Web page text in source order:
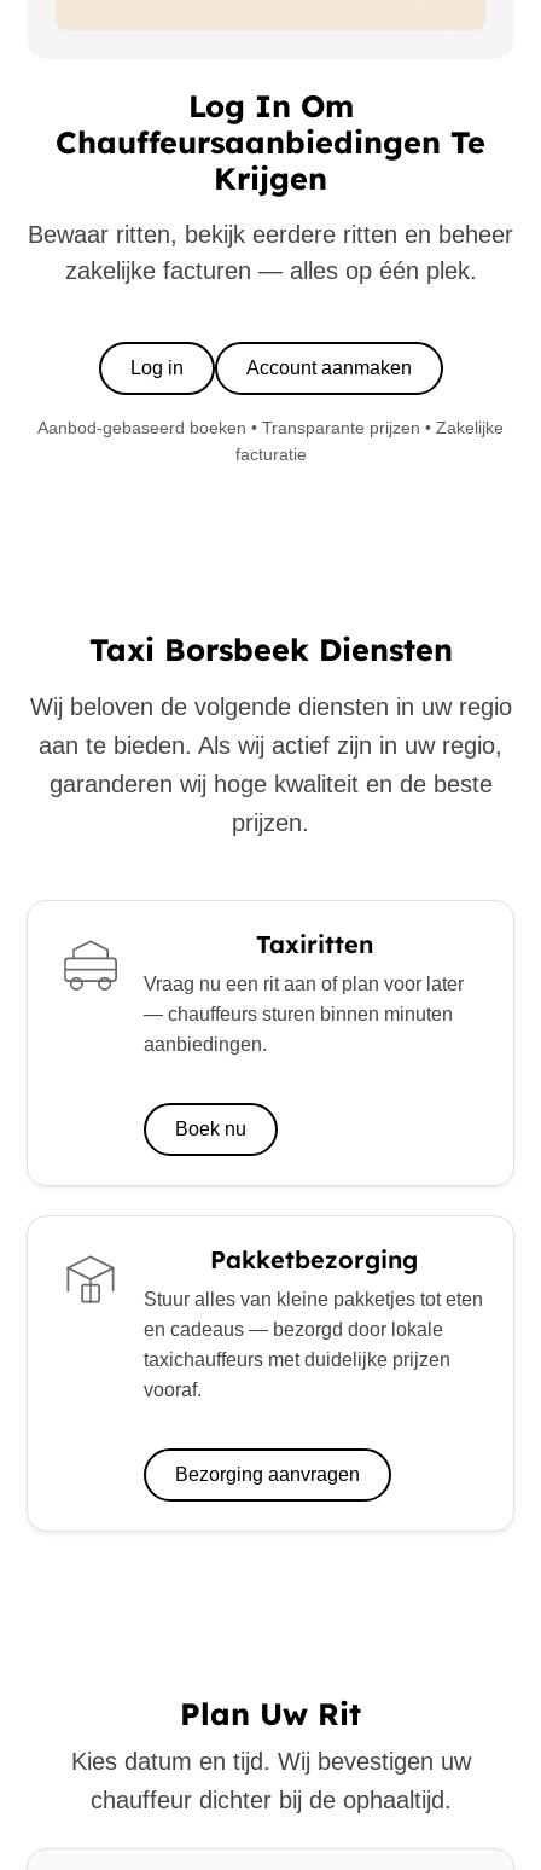
Log In Om
Chauffeursaanbiedingen Te
Krijgen
Bewaar ritten, bekijk eerdere ritten en beheer
zakelijke facturen — alles op één plek.
Log in Account aanmaken
Aanbod-gebaseerd boeken • Transparante prijzen • Zakelijke
facturatie
Taxi Borsbeek Diensten
Wij beloven de volgende diensten in uw regio
aan te bieden. Als wij actief zijn in uw regio,
garanderen wij hoge kwaliteit en de beste
prijzen.
Taxiritten
Vraag nu een rit aan of plan voor later
— chauffeurs sturen binnen minuten
aanbiedingen.
Boek nu
Pakketbezorging
Stuur alles van kleine pakketjes tot eten
en cadeaus — bezorgd door lokale
taxichauffeurs met duidelijke prijzen
vooraf.
Bezorging aanvragen
Plan Uw Rit
Kies datum en tijd. Wij bevestigen uw
chauffeur dichter bij de ophaaltijd.